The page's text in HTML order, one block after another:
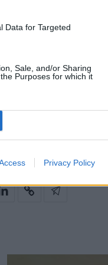
Data for Targeted
Sale, and/or Sharing
Purposes for which it
Privacy Policy
ταιριάζουν με